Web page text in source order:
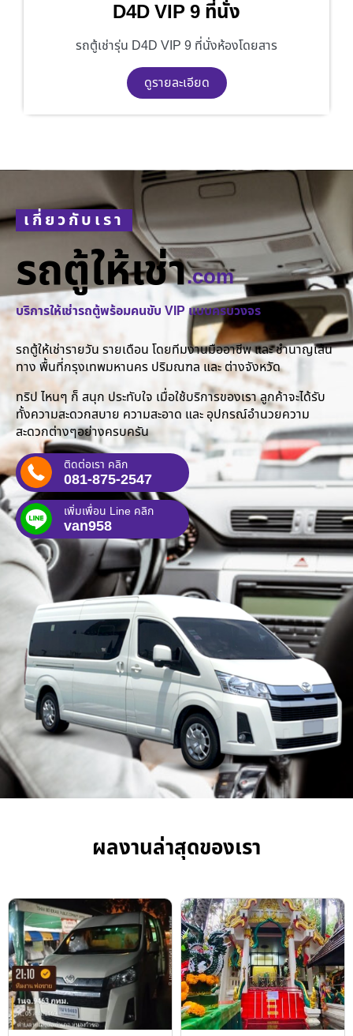
D4D VIP 9 ที่นั่ง
รถตู้เช่ารุ่น D4D VIP 9 ที่นั่งห้องโดยสาร
ดูรายละเอียด
เกี่ยวกับเรา
รถตู้ให้เช่า.com
บริการให้เช่ารถตู้พร้อมคนขับ VIP แบบครบวงจร
รถตู้ให้เช่ารายวัน รายเดือน โดยทีมงานมืออาชีพ และ ชำนาญเส้น
ทาง พื้นที่กรุงเทพมหานคร ปริมณฑล และ ต่างจังหวัด
ทริป ไหนๆ ก็ สนุก ประทับใจ เมื่อใช้บริการของเรา ลูกค้าจะได้รับ
ทั้งความสะดวกสบาย ความสะอาด และ อุปกรณ์อำนวยความ
สะดวกต่างๆอย่างครบครัน
ติดต่อเรา คลิก
081-875-2547
เพิ่มเพื่อน Line คลิก
van958
ผลงานล่าสุดของเรา